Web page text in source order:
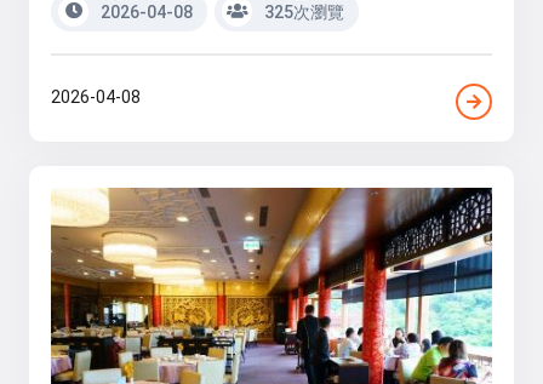
2026-04-08 325次瀏覽
2026-04-08